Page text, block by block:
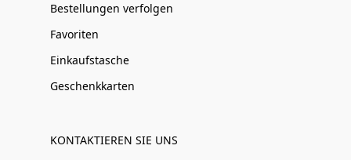
Bestellungen verfolgen
Favoriten
Einkaufstasche
Geschenkkarten
KONTAKTIEREN SIE UNS